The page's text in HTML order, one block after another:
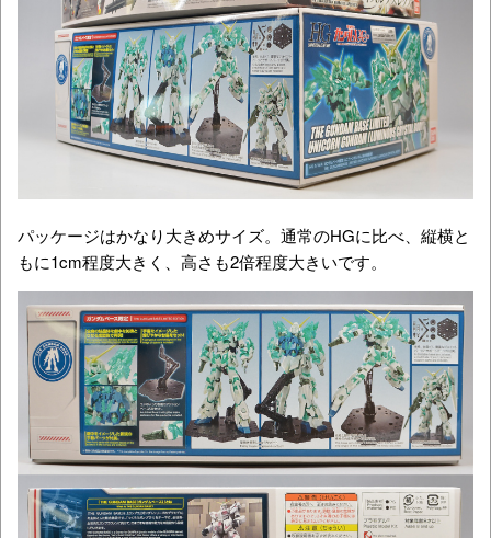
パッケージはかなり大きめサイズ。通常のHGに比べ、縦横と
もに1cm程度大きく、高さも2倍程度大きいです。